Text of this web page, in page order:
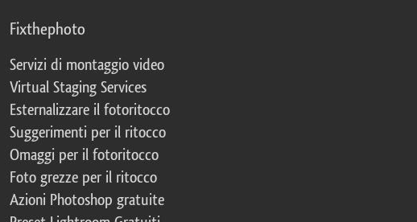
Fixthephoto
Servizi di montaggio video
Virtual Staging Services
Esternalizzare il fotoritocco
Suggerimenti per il ritocco
Omaggi per il fotoritocco
Foto grezze per il ritocco
Azioni Photoshop gratuite